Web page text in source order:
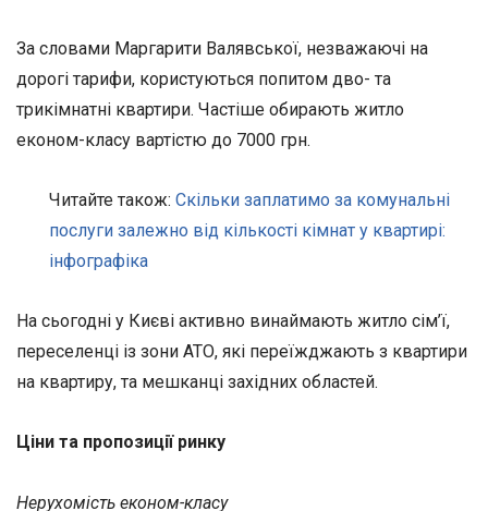
За словами Маргарити Валявської, незважаючі на
дорогі тарифи, користуються попитом дво- та
трикімнатні квартири. Частіше обирають житло
економ-класу вартістю до 7000 грн.
Читайте також: Скільки заплатимо за комунальні
послуги залежно від кількості кімнат у квартирі:
інфографіка
На сьогодні у Києві активно винаймають житло сім’ї,
переселенці із зони АТО, які переїжджають з квартири
на квартиру, та мешканці західних областей.
Ціни та пропозиції ринку
Нерухомість економ-класу